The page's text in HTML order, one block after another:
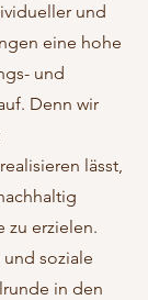
und
eine hohe
und
Denn wir
lässt,
zu erzielen.
soziale
in den